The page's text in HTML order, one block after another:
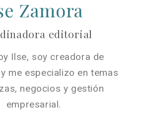
Zamora
editorial
Ilse, soy creadora de
me especializo en temas
negocios y gestión
empresarial.